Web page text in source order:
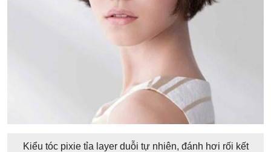
Kiểu tóc pixie tỉa layer duỗi tự nhiên, đánh hơi rối kết